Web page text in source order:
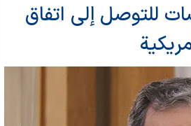
للتوصل إلى اتفاق